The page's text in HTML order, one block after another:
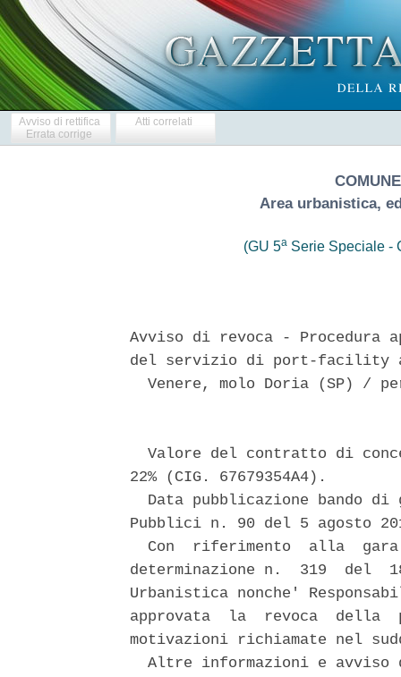
Avviso di rettifica
Errata corrige
Atti correlati
Area urbanistica,
(GU 5a Serie Speciale -
Avviso di revoca - Procedura
del servizio di port-facility
Venere, molo Doria (SP) /
Valore del contratto di
22% (CIG. 67679354A4).
Data pubblicazione bando di
Pubblici n. 90 del 5 agosto
Con  riferimento  alla
determinazione n.  319  del
Urbanistica nonche'
approvata  la  revoca  della
motivazioni richiamate nel
Altre informazioni e avviso